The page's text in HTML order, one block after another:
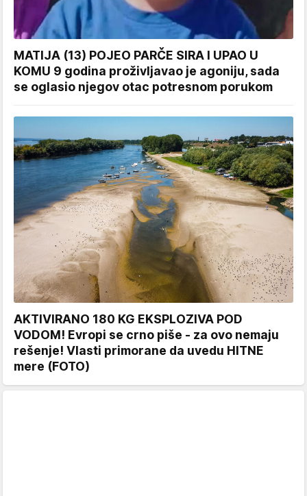
MATIJA (13) POJEO PARČE SIRA I UPAO U
KOMU 9 godina proživljavao je agoniju, sada
se oglasio njegov otac potresnom porukom
AKTIVIRANO 180 KG EKSPLOZIVA POD
VODOM! Evropi se crno piše - za ovo nemaju
rešenje! Vlasti primorane da uvedu HITNE
mere (FOTO)